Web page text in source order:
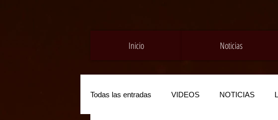
Inicio Noticias
Todas las entradas VIDEOS NOTICIAS